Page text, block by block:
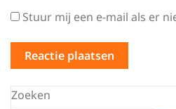
Stuur mij een e-mail als er
Zoeken